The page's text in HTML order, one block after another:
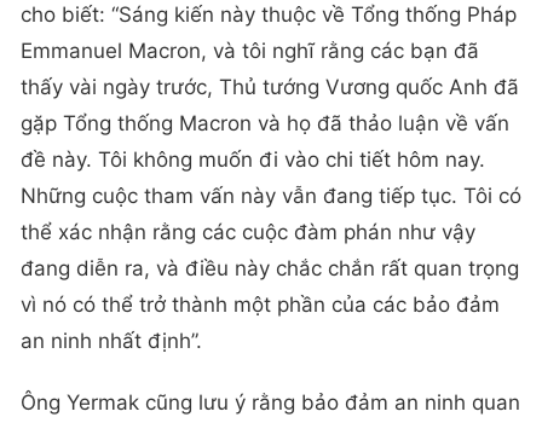
cho biết: “Sáng kiến này thuộc về Tổng thống Pháp
Emmanuel Macron, và tôi nghĩ rằng các bạn đã
thấy vài ngày trước, Thủ tướng Vương quốc Anh đã
gặp Tổng thống Macron và họ đã thảo luận về vấn
đề này. Tôi không muốn đi vào chi tiết hôm nay.
Những cuộc tham vấn này vẫn đang tiếp tục. Tôi có
thể xác nhận rằng các cuộc đàm phán như vậy
đang diễn ra, và điều này chắc chắn rất quan trọng
vì nó có thể trở thành một phần của các bảo đảm
an ninh nhất định”.
Ông Yermak cũng lưu ý rằng bảo đảm an ninh quan